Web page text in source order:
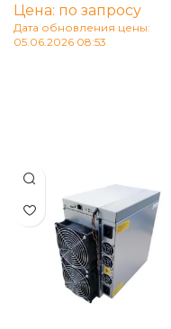
Цена: по запросу
Дата обновления цены:
05.06.2026 08:53